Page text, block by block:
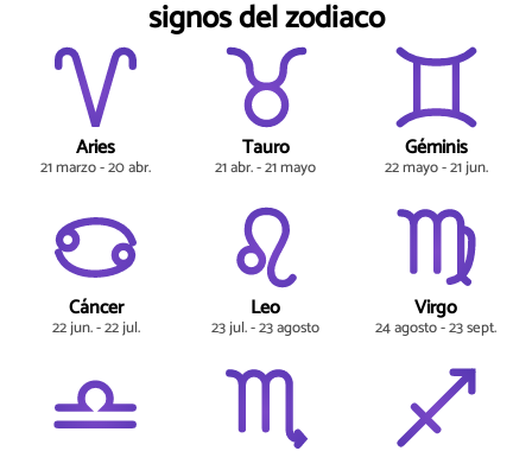
signos del zodiaco
Aries
21 marzo - 20 abr.
Tauro
21 abr. - 21 mayo
Géminis
22 mayo - 21 jun.
Cáncer
22 jun. - 22 jul.
Leo
23 jul. - 23 agosto
Virgo
24 agosto - 23 sept.